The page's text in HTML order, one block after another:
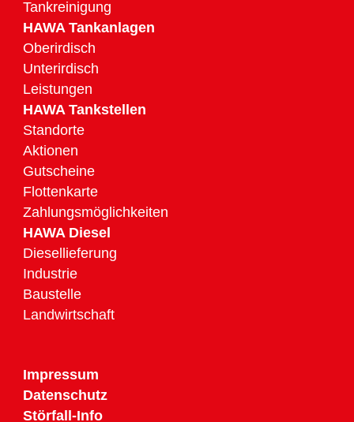
Tankreinigung
HAWA Tankanlagen
Oberirdisch
Unterirdisch
Leistungen
HAWA Tankstellen
Standorte
Aktionen
Gutscheine
Flottenkarte
Zahlungsmöglichkeiten
HAWA Diesel
Diesellieferung
Industrie
Baustelle
Landwirtschaft
Impressum
Datenschutz
Störfall-Info